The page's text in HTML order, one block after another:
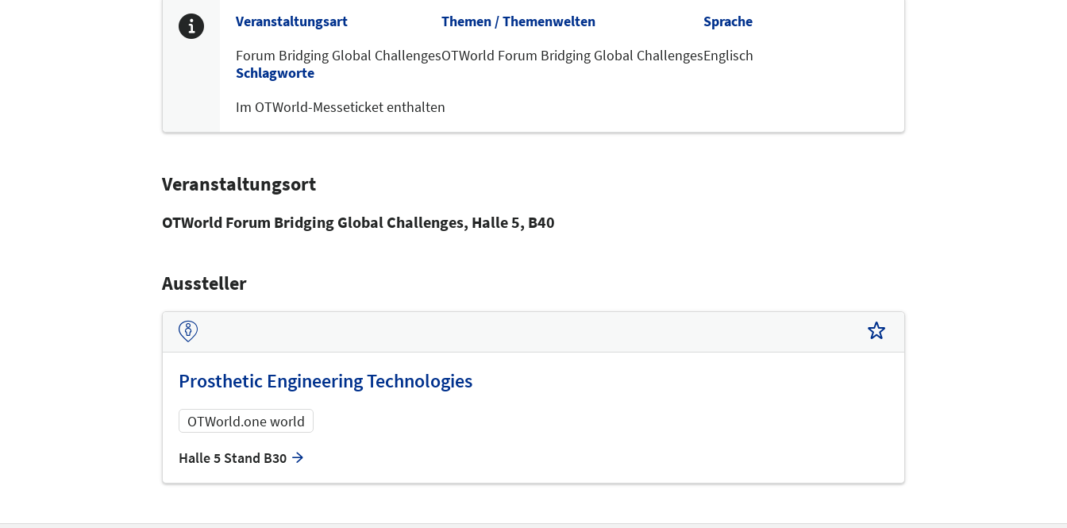
Veranstaltungsart
Forum Bridging Global Challenges
Themen / Themenwelten
OTWorld Forum Bridging Global Challenges
Sprache
Englisch
Schlagworte
Im OTWorld-Messeticket enthalten
Veranstaltungsort
OTWorld Forum Bridging Global Challenges, Halle 5, B40
Aussteller
Prosthetic Engineering Technologies
OTWorld.one world
Halle 5 Stand B30